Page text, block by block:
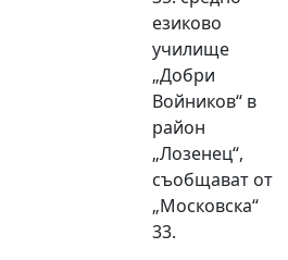
езиково
училище
„Добри
Войников“ в
район
„Лозенец“,
съобщават от
„Московска“
33.